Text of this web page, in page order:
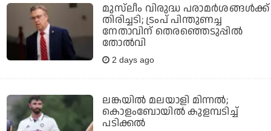
മുസ്‌ലീം വിരുദ്ധ പരാമര്‍ശങ്ങള്‍ക്ക്
തിരിച്ചടി; ട്രംപ് പിന്തുണച്ച
നേതാവിന് തെരഞ്ഞെടുപ്പില്‍
തോല്‍വി
2 days ago
ലങ്കയില്‍ മലയാളി മിന്നല്‍;
കൊളംബോയിൽ കുളമ്പടിച്ച്
പടിക്കല്‍